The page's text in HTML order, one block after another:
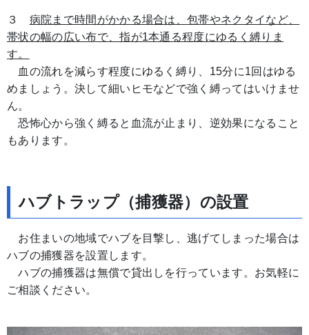
３ 病院まで時間がかかる場合は、包帯やネクタイなど、
帯状の幅の広い布で、指が1本通る程度にゆるく縛りま
す。
血の流れを減らす程度にゆるく縛り、15分に1回はゆる
めましょう。決して細いヒモなどで強く縛ってはいけませ
ん。
恐怖心から強く縛ると血流が止まり、逆効果になること
もあります。
ハブトラップ（捕獲器）の設置
お住まいの地域でハブを目撃し、逃げてしまった場合は
ハブの捕獲器を設置します。
ハブの捕獲器は無償で貸出しを行っています。お気軽に
ご相談ください。